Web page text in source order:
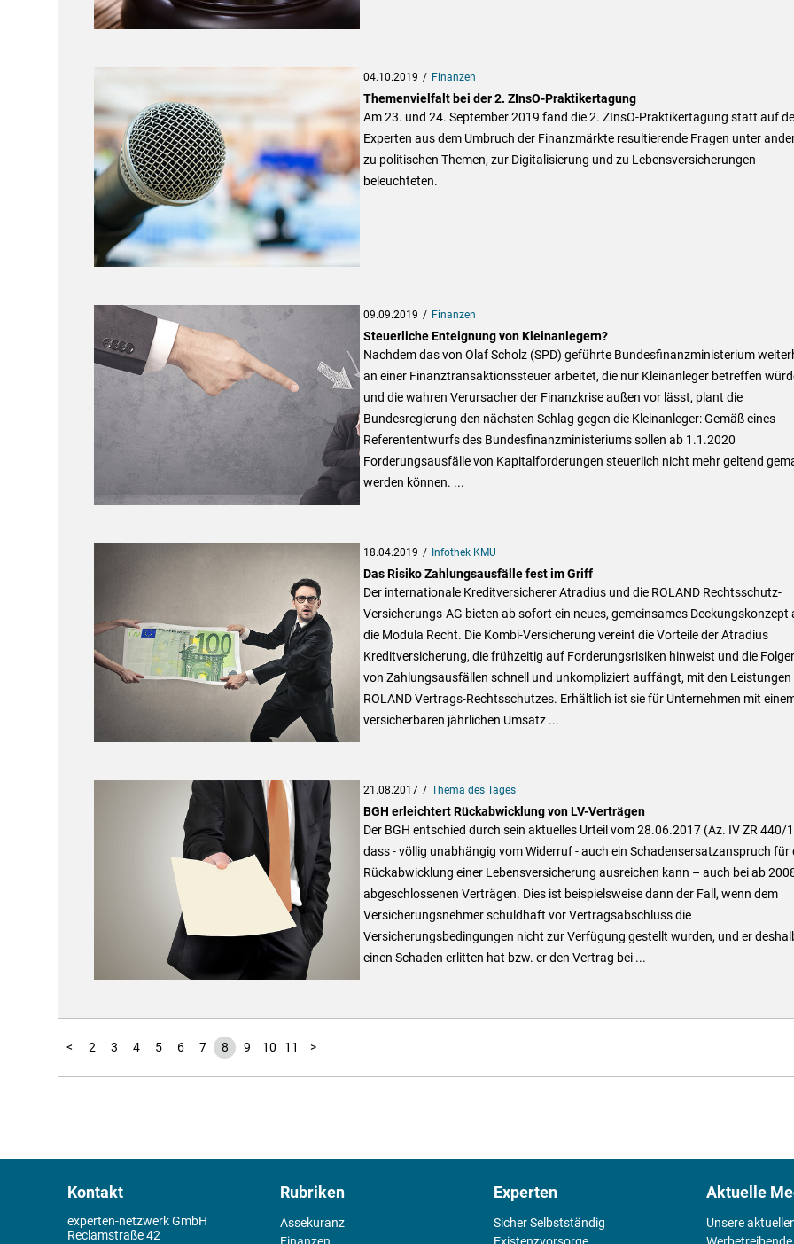
04.10.2019 Finanzen
Themenvielfalt bei der 2. ZInsO-Praktikertagung
Am 23. und 24. September 2019 fand die 2. ZInsO-Praktikertagung statt auf
Experten aus dem Umbruch der Finanzmärkte resultierende Fragen unter
zu politischen Themen, zur Digitalisierung und zu Lebensversicherungen
beleuchteten.
09.09.2019 Finanzen
Steuerliche Enteignung von Kleinanlegern?
Nachdem das von Olaf Scholz (SPD) geführte Bundesfinanzministerium
an einer Finanztransaktionssteuer arbeitet, die nur Kleinanleger betreffen
und die wahren Verursacher der Finanzkrise außen vor lässt, plant die
Bundesregierung den nächsten Schlag gegen die Kleinanleger: Gemäß eines
Referententwurfs des Bundesfinanzministeriums sollen ab 1.1.2020
Forderungsausfälle von Kapitalforderungen steuerlich nicht mehr geltend
werden können. ...
18.04.2019 Infothek KMU
Das Risiko Zahlungsausfälle fest im Griff
Der internationale Kreditversicherer Atradius und die ROLAND Rechtsschutz-
Versicherungs-AG bieten ab sofort ein neues, gemeinsames Deckungskonzept
die Modula Recht. Die Kombi-Versicherung vereint die Vorteile der Atradius
Kreditversicherung, die frühzeitig auf Forderungsrisiken hinweist und die
von Zahlungsausfällen schnell und unkompliziert auffängt, mit den Leistungen
ROLAND Vertrags-Rechtsschutzes. Erhältlich ist sie für Unternehmen mit
versicherbaren jährlichen Umsatz ...
21.08.2017 Thema des Tages
BGH erleichtert Rückabwicklung von LV-Verträgen
Der BGH entschied durch sein aktuelles Urteil vom 28.06.2017 (Az. IV ZR 440/
dass - völlig unabhängig vom Widerruf - auch ein Schadensersatzanspruch für
Rückabwicklung einer Lebensversicherung ausreichen kann – auch bei ab
abgeschlossenen Verträgen. Dies ist beispielsweise dann der Fall, wenn dem
Versicherungsnehmer schuldhaft vor Vertragsabschluss die
Versicherungsbedingungen nicht zur Verfügung gestellt wurden, und er
einen Schaden erlitten hat bzw. er den Vertrag bei ...
<
1 2 3 4 5 6 7 8 9 10 11 >
Kontakt
experten-netzwerk GmbH
Reclamstraße 42
Rubriken
Assekuranz
Finanzen
Experten
Sicher Selbstständig
Existenz­vorsorge
Aktuelle
Unsere